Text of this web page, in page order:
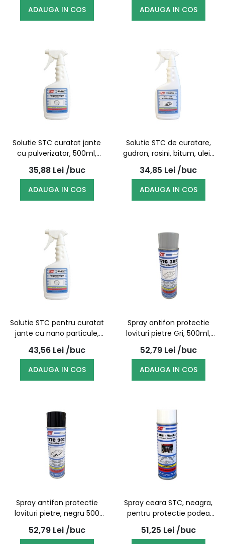
ADAUGA IN COS ADAUGA IN COS
Solutie STC curatat jante
cu pulverizator, 500ml,
5046
35,88 Lei /buc
ADAUGA IN COS
Solutie STC de curatare,
gudron, rasini, bitum, ulei-
uri, pulverizator, 5052
500ml
34,85 Lei /buc
ADAUGA IN COS
Solutie STC pentru curatat
jante cu nano particule,
5045, pulverizator 500ml
43,56 Lei /buc
ADAUGA IN COS
Spray antifon protectie
lovituri pietre Gri, 500ml,
303 | STC
52,79 Lei /buc
ADAUGA IN COS
Spray antifon protectie
lovituri pietre, negru 500
ml, 302 | STC
52,79 Lei /buc
Spray ceara STC, neagra,
pentru protectie podea
auto - 3850, 500ML
51,25 Lei /buc